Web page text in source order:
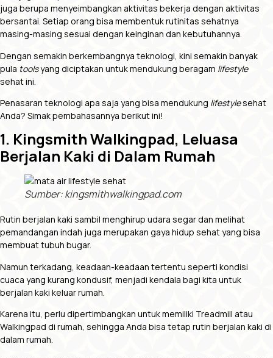
juga berupa menyeimbangkan aktivitas bekerja dengan aktivitas
bersantai. Setiap orang bisa membentuk rutinitas sehatnya
masing-masing sesuai dengan keinginan dan kebutuhannya.
Dengan semakin berkembangnya teknologi, kini semakin banyak
pula toolsyang diciptakan untuk mendukung beragam lifestyle
sehat ini.
Penasaran teknologi apa saja yang bisa mendukung lifestylesehat
Anda? Simak pembahasannya berikut ini!
1. Kingsmith Walkingpad, Leluasa
Berjalan Kaki di Dalam Rumah
Sumber: kingsmithwalkingpad.com
Rutin berjalan kaki sambil menghirup udara segar dan melihat
pemandangan indah juga merupakan gaya hidup sehat yang bisa
membuat tubuh bugar.
Namun terkadang, keadaan-keadaan tertentu seperti kondisi
cuaca yang kurang kondusif, menjadi kendala bagi kita untuk
berjalan kaki keluar rumah.
Karena itu, perlu dipertimbangkan untuk memiliki Treadmill atau
Walkingpad di rumah, sehingga Anda bisa tetap rutin berjalan kaki di
dalam rumah.